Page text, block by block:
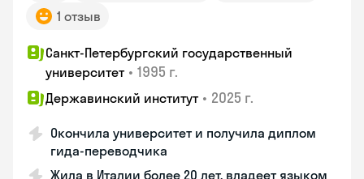
1 отзыв
Санкт-Петербургский государственный
университет • 1995 г.
Державинский институт • 2025 г.
Окончила университет и получила диплом
гида-переводчика
Жила в Италии более 20 лет, владеет языком